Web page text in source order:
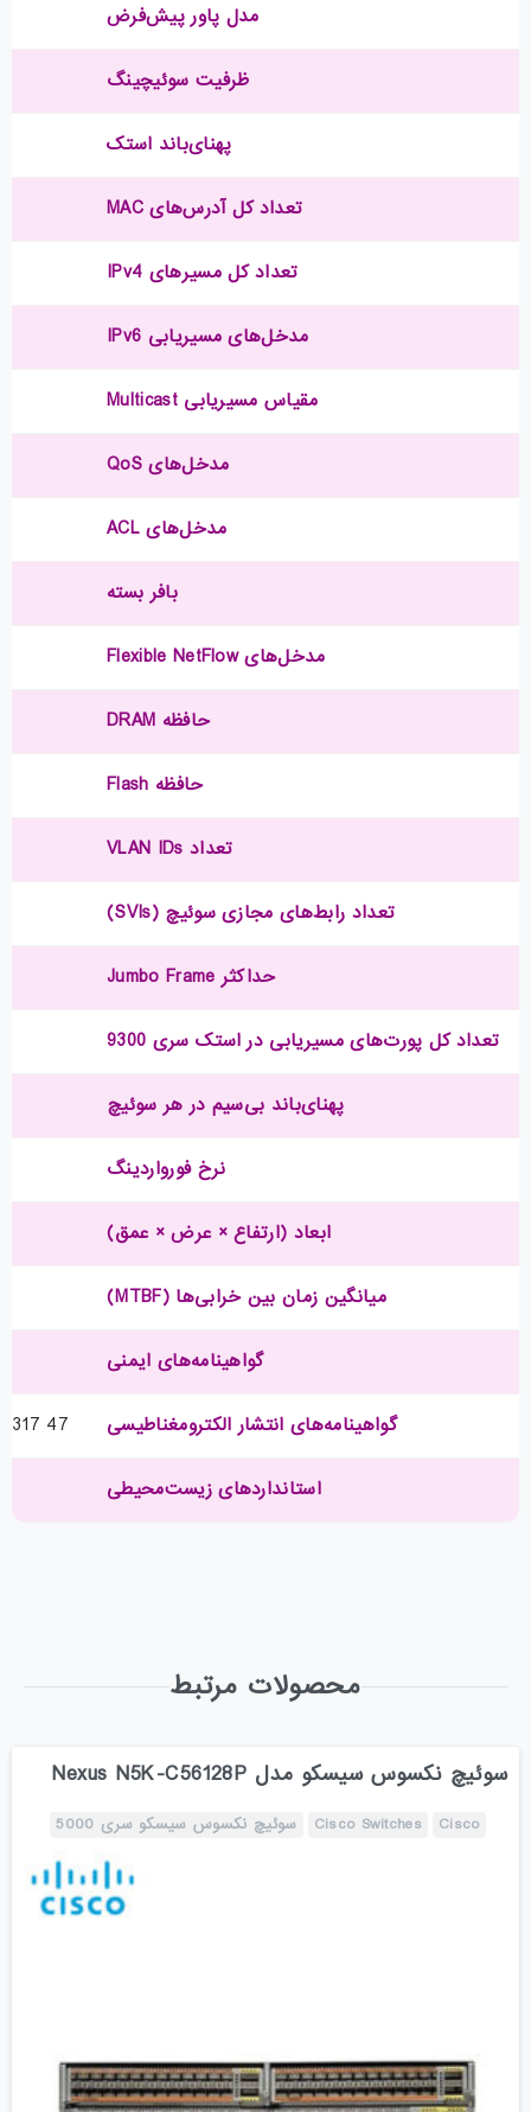
مدل پاور پیش‌فرض
ظرفیت سوئیچینگ
پهنای‌باند استک
تعداد کل آدرس‌های MAC
تعداد کل مسیرهای IPv4
مدخل‌های مسیریابی IPv6
مقیاس مسیریابی Multicast
مدخل‌های QoS
مدخل‌های ACL
بافر بسته
مدخل‌های Flexible NetFlow
حافظه DRAM
حافظه Flash
تعداد VLAN IDs
تعداد رابط‌های مجازی سوئیچ (SVIs)
حداکثر Jumbo Frame
تعداد کل پورت‌های مسیریابی در استک سری 9300
پهنای‌باند بی‌سیم در هر سوئیچ
نرخ فورواردینگ
ابعاد (ارتفاع × عرض × عمق)
میانگین زمان بین خرابی‌ها (MTBF)
گواهینامه‌های ایمنی
گواهینامه‌های انتشار الکترومغناطیسی 47 CFR Part 15, CISPR22 Class A, EN 300 386 V1.6.1, EN 55022 Class A, EN 55032 Class A, CISPR 32 Class A, EN61000-3-2, EN61000-3-3, ICES-003 Class A, TCVN 7189 Class A, V-3 Class A, CISPR24, EN 300 386, EN55024, TCVN 7317
استانداردهای زیست‌محیطی
محصولات مرتبط
سوئیچ نکسوس سیسکو مدل Nexus N5K-C56128P
Cisco
Cisco Switches سوئیچ نکسوس سیسکو سری 5000